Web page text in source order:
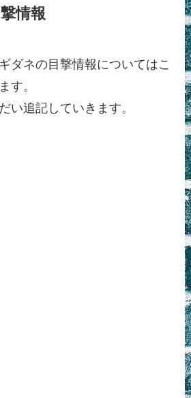
情報
ダネの目撃情報についてはこ
す。
い追記していきます。